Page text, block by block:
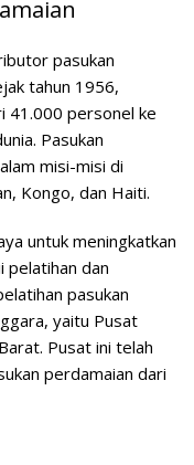
pasukan
tahun 1956,
41.000 personel ke
Pasukan
misi-misi di
Kongo, dan Haiti.
untuk meningkatkan
pelatihan dan
pasukan
yaitu Pusat
Pusat ini telah
perdamaian dari